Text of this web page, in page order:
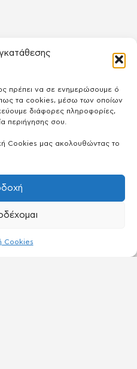
πρέπει να σε ενημερώσουμε ό
τα cookies, μέσω των οποίων
διάφορες πληροφορίες,
περιήγησης σου.
Cookies μας ακολουθώντας το
Cookies